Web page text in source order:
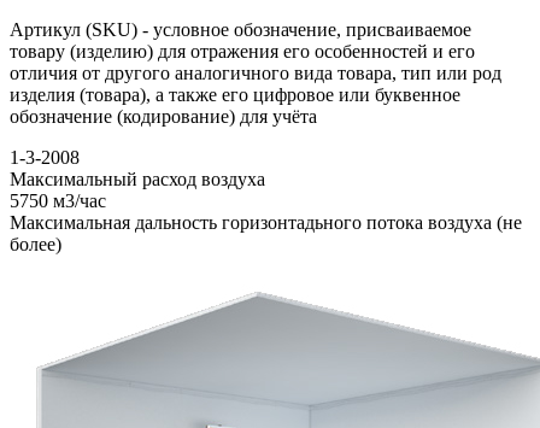
Артикул (SKU) - условное обозначение, присваиваемое
товару (изделию) для отражения его особенностей и его
отличия от другого аналогичного вида товара, тип или род
изделия (товара), а также его цифровое или буквенное
обозначение (кодирование) для учёта
1-3-2008
Максимальный расход воздуха
5750 м3/час
Максимальная дальность горизонтадьного потока воздуха (не
более)